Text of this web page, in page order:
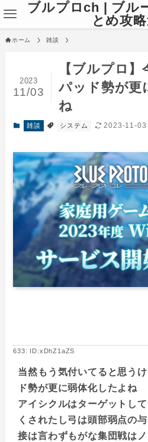
ブルプロch | ブル
とめ攻
ホーム 雑談
【ブルプロ
パッド勢が更
ね
2023
11/03
雑談 システム 2023-11-03
633: ID:xDhZ1aZS
当然もう気付いてると思う
ド勢が更に弱体化したよね
アイシクルはターゲットし
くされたし弓は頭部弱点の
接は言わずもがな集団戦は